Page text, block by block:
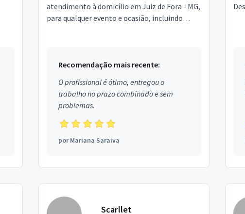
atendimento à domicílio em Juiz de Fora - MG,
para qualquer evento e ocasião, incluindo
Recomendação mais recente:
O profissional é ótimo, entregou o
trabalho no prazo combinado e sem
problemas.
porMariana Saraiva
Scarllet